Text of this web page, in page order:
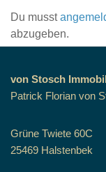
Du musst
abzugeben.
von Stosch
Patrick Florian von
Grüne Twiete 60C
25469 Halstenbek